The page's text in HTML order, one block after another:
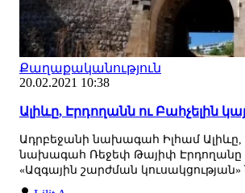
Քաղաքականություն
20.02.2021 10:38
Ալիևը, Էրդողանն ու Բահչելին
Ադրբեջանի նախագահ Իլհամ Ալիևը,
նախագահ Ռեջեփ Թայիփ Էրդողանը
«Ազգային շարժման